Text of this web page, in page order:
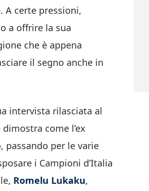
A certe pressioni,
a offrire la sua
che è appena
il segno anche in
intervista rilasciata al
come l’ex
per le varie
i Campioni d’Italia
Romelu Lukaku,